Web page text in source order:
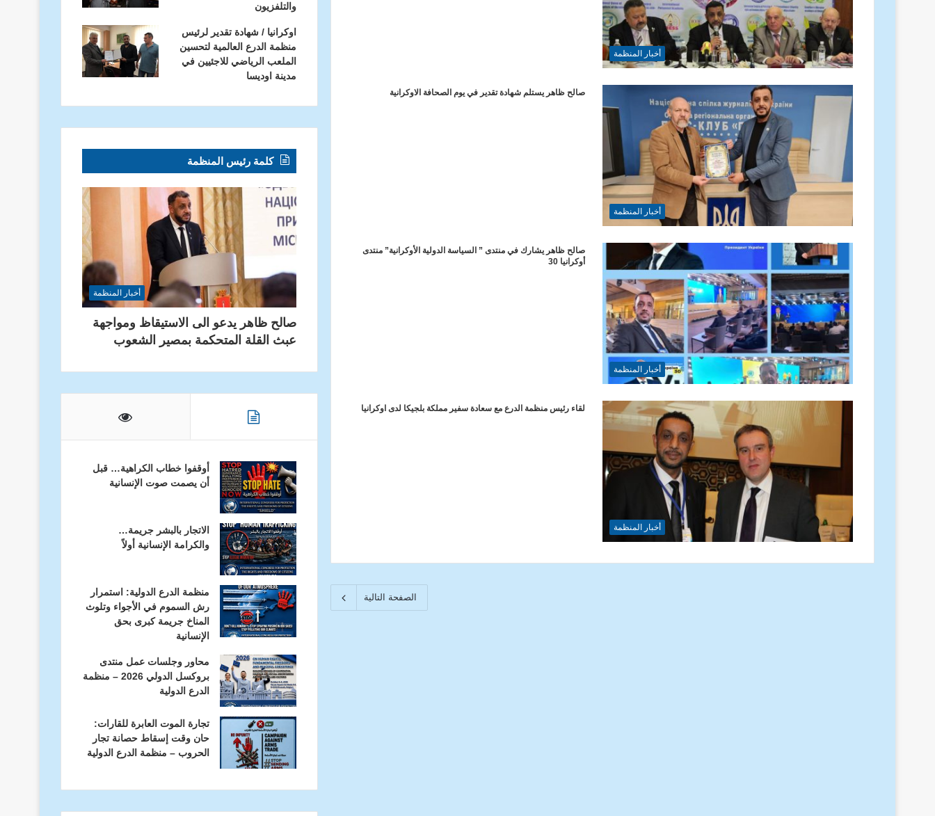
أخبار المنظمة
أخبار المنظمة
صالح ظاهر يستلم شهادة تقدير في يوم الصحافة الاوكرانية
أخبار المنظمة
صالح ظاهر يشارك في منتدى ” السياسة الدولية الأوكرانية” منتدى
أوكرانيا 30
أخبار المنظمة
لقاء رئيس منظمة الدرع مع سعادة سفير مملكة بلجيكا لدى اوكرانيا
الصفحة التالية
والتلفزيون
اوكرانيا / شهادة تقدير لرئيس
منظمة الدرع العالمية لتحسين
الملعب الرياضي للاجئيين في
مدينة اوديسا
كلمة رئيس المنظمة
أخبار المنظمة
صالح ظاهر يدعو الى الاستيقاظ ومواجهة
عبث القلة المتحكمة بمصير الشعوب
أوقفوا خطاب الكراهية… قبل
أن يصمت صوت الإنسانية
الاتجار بالبشر جريمة…
والكرامة الإنسانية أولاً
منظمة الدرع الدولية: استمرار
رش السموم في الأجواء وتلوث
المناخ جريمة كبرى بحق
الإنسانية
محاور وجلسات عمل منتدى
بروكسل الدولي 2026 – منظمة
الدرع الدولية
تجارة الموت العابرة للقارات:
حان وقت إسقاط حصانة تجار
الحروب – منظمة الدرع الدولية